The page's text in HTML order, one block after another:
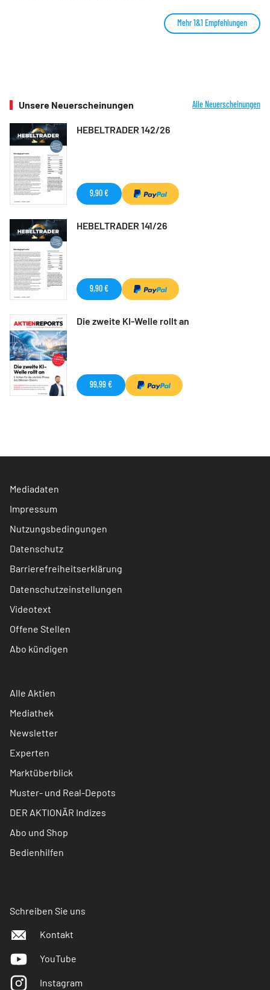
Mehr 1&1 Empfehlungen
Unsere Neuerscheinungen Alle Neuerscheinungen
HEBELTRADER 142/26
9,90 €
HEBELTRADER 141/26
9,90 €
Die zweite KI-Welle rollt an
99,99 €
Mediadaten
Impressum
Nutzungsbedingungen
Datenschutz
Barrierefreiheitserklärung
Datenschutzeinstellungen
Videotext
Offene Stellen
Abo kündigen
Alle Aktien
Mediathek
Newsletter
Experten
Marktüberblick
Muster- und Real-Depots
DER AKTIONÄR Indizes
Abo und Shop
Bedienhilfen
Schreiben Sie uns
Kontakt
YouTube
Instagram